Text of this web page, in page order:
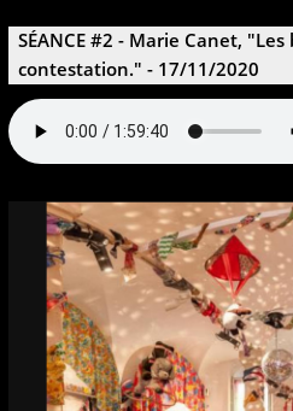
SÉANCE #2 - Marie Canet,
contestation." - 17/11/2020